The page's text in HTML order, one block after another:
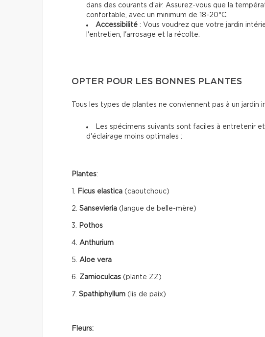
dans des courants d’air. Assurez-vous que la
confortable, avec un minimum de 18-20°C.
Accessibilité : Vous voudrez que votre jardin
l'entretien, l'arrosage et la récolte.
OPTER POUR LES BONNES PLANTES
Tous les types de plantes ne conviennent pas à un jardin
Les spécimens suivants sont faciles à entretenir
d'éclairage moins optimales :
Plantes:
1. Ficus elastica (caoutchouc)
2. Sansevieria (langue de belle-mère)
3. Pothos
4. Anthurium
5. Aloe vera
6. Zamioculcas (plante ZZ)
7. Spathiphyllum (lis de paix)
Fleurs: